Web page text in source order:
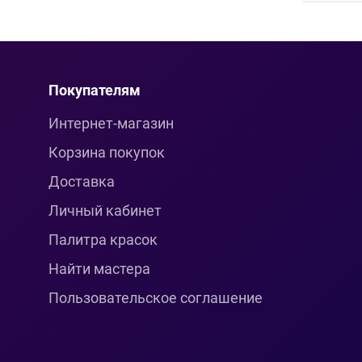
Покупателям
Интернет-магазин
Корзина покупок
Доставка
Личный кабинет
Палитра красок
Найти мастера
Пользовательское соглашение